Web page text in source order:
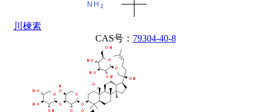
川楝素
CAS号： 79304-40-8